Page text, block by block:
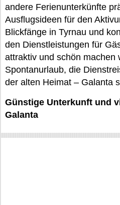
andere Ferienunterkünfte
Ausflugsideen für den
Blickfänge in Tyrnau und
den Dienstleistungen für
attraktiv und schön machen
Spontanurlaub, die
der alten Heimat – Galanta
Günstige Unterkunft und
Galanta